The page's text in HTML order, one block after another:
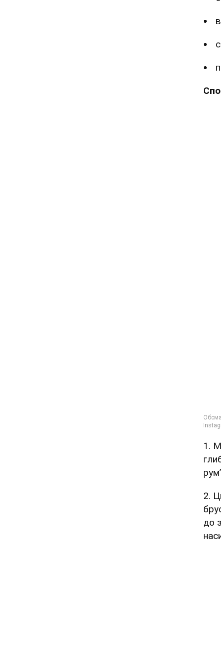
1.
2.
до